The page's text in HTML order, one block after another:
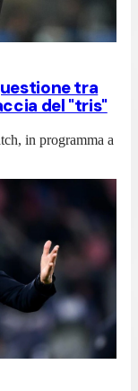
tra
del "tris"
in programma a